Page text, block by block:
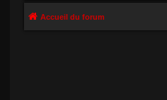
Accueil du forum